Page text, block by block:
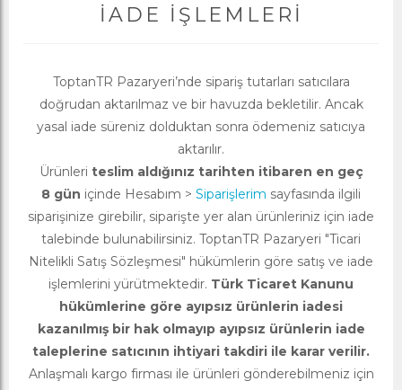
İADE İŞLEMLERI
ToptanTR Pazaryeri’nde sipariş tutarları satıcılara
doğrudan aktarılmaz ve bir havuzda bekletilir. Ancak
yasal iade süreniz dolduktan sonra ödemeniz satıcıya
aktarılır.
Ürünleri teslim aldığınız tarihten itibaren en geç
8 gün içinde Hesabım > Siparişlerim sayfasında ilgili
siparişinize girebilir, siparişte yer alan ürünleriniz için iade
talebinde bulunabilirsiniz. ToptanTR Pazaryeri "Ticari
Nitelikli Satış Sözleşmesi" hükümlerin göre satış ve iade
işlemlerini yürütmektedir. Türk Ticaret Kanunu
hükümlerine göre ayıpsız ürünlerin iadesi
kazanılmış bir hak olmayıp ayıpsız ürünlerin iade
taleplerine satıcının ihtiyari takdiri ile karar verilir.
Anlaşmalı kargo firması ile ürünleri gönderebilmeniz için